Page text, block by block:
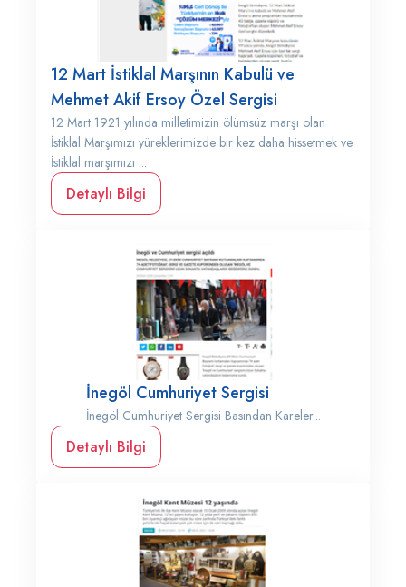
12 Mart İstiklal Marşının Kabulü ve
Mehmet Akif Ersoy Özel Sergisi
12 Mart 1921 yılında milletimizin ölümsüz marşı olan
İstiklal Marşımızı yüreklerimizde bir kez daha hissetmek ve
İstiklal marşımızı ...
Detaylı Bilgi
İnegöl Cumhuriyet Sergisi
İnegöl Cumhuriyet Sergisi Basından Kareler...
Detaylı Bilgi